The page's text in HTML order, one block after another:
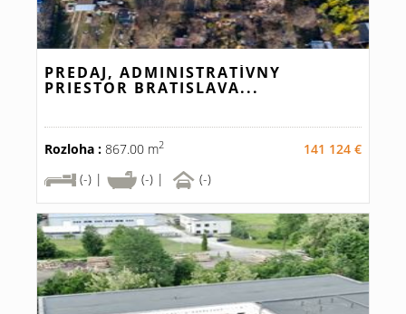
PREDAJ, ADMINISTRATÍVNY
PRIESTOR BRATISLAVA...
Rozloha : 867.00 m2
141 124 €
(-) |
(-) | (-)